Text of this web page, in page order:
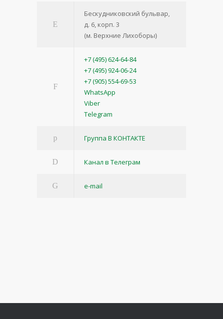
Бескудниковский бульвар,
д. 6, корп. 3
(м. Верхние Лихоборы)
+7 (495) 624-64-84
+7 (495) 924-06-24
+7 (905) 554-69-53
WhatsApp
Viber
Telegram
Группа В КОНТАКТЕ
Канал в Телеграм
e-mail